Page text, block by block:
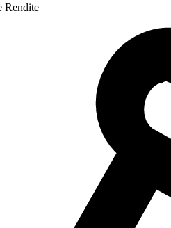
Rendite